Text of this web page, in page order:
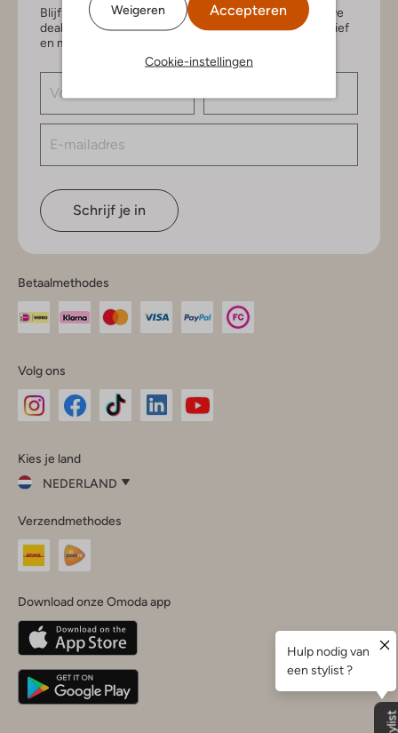
Weigeren Accepteren
Cookie-instellingen
Blijf op de hoogte van de nieuwste items en exclusieve
deals, speciaal voor jou. Schrijf je in voor de nieuwsbrief
en maak kans op € 150,- shoptegoed.
Schrijf je in
Betaalmethodes
Volg ons
InstagramFacebook
Kies je land
NEDERLAND
je
land
Nederland
Belgique(Français)
Deutschland
Verzendmethodes
Download onze Omoda app